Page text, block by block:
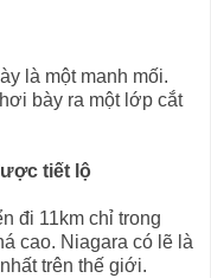
là một manh mối.
bày ra một lớp cắt
tiết lộ
đi 11km chỉ trong
cao. Niagara có lẽ là
trên thế giới.